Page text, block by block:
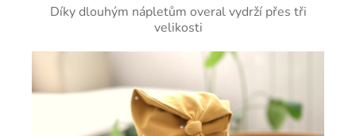
Díky dlouhým nápletům overal vydrží přes tři
velikosti